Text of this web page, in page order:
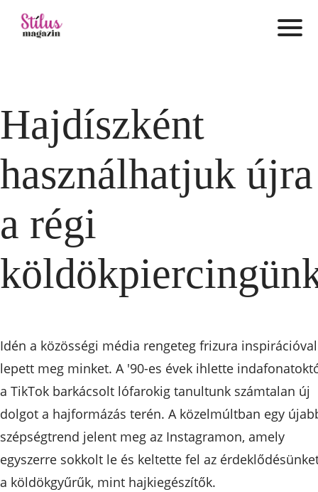
Hajdíszként
használhatjuk újra
a régi
Idén a közösségi média rengeteg frizura inspirációval
lepett meg minket. A '90-es évek ihlette
a TikTok barkácsolt lófarokig tanultunk számtalan új
dolgot a hajformázás terén. A közelmúltban egy
szépségtrend jelent meg az Instagramon, amely
egyszerre sokkolt le és keltette fel az
a köldökgyűrűk, mint hajkiegészítők.